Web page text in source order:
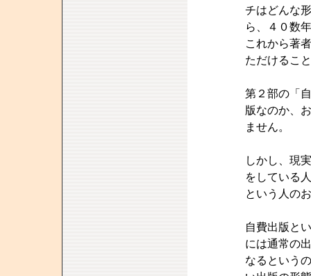
チはどんな
ら、４０数
これから著
ただけるこ
第２部の「
版なのか、
ません。
しかし、現
をしている
という人の
自費出版と
には通常の
なるという